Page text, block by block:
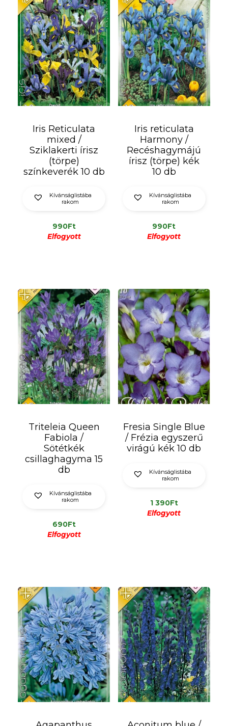
Iris Reticulata
mixed /
Sziklakerti írisz
(törpe)
színkeverék 10 db
Kívánságlistába
rakom
990Ft
Elfogyott
Iris reticulata
Harmony /
Recéshagymájú
írisz (törpe) kék
10 db
Kívánságlistába
rakom
990Ft
Elfogyott
Triteleia Queen
Fabiola /
Sötétkék
csillaghagyma 15
db
Kívánságlistába
rakom
690Ft
Elfogyott
Fresia Single Blue
/ Frézia egyszerű
virágú kék 10 db
Kívánságlistába
rakom
1 390Ft
Elfogyott